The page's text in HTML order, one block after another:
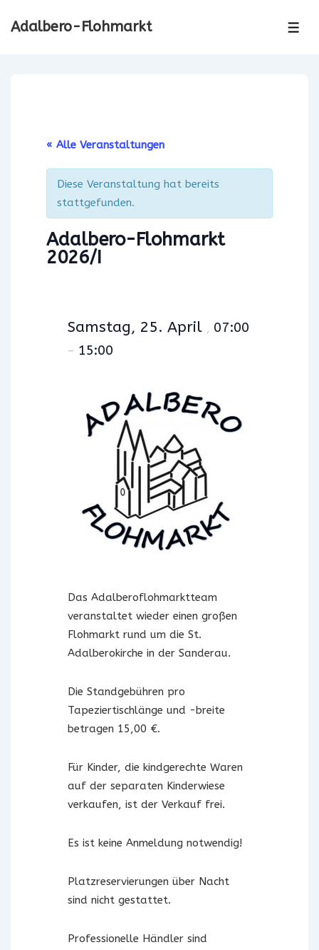
ZumAdalbero-Flohmarkt
« Alle Veranstaltungen
Diese Veranstaltung hat bereits
stattgefunden.
Adalbero-Flohmarkt
2026/I
Samstag, 25. April , 07:00
– 15:00
Das Adalberoflohmarktteam
veranstaltet wieder einen großen
Flohmarkt rund um die St.
Adalberokirche in der Sanderau.
Die Standgebühren pro
Tapeziertischlänge und -breite
betragen 15,00 €.
Für Kinder, die kindgerechte Waren
auf der separaten Kinderwiese
verkaufen, ist der Verkauf frei.
Es ist keine Anmeldung notwendig!
Platzreservierungen über Nacht
sind nicht gestattet.
Professionelle Händler sind